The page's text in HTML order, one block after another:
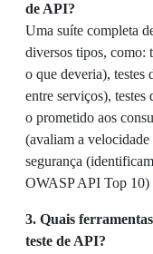
de API?
Uma suíte completa
diversos tipos, como:
o que deveria), testes
entre serviços),
o prometido aos
(avaliam a velocidade
segurança
OWASP API Top 10)
3. Quais
teste de API?